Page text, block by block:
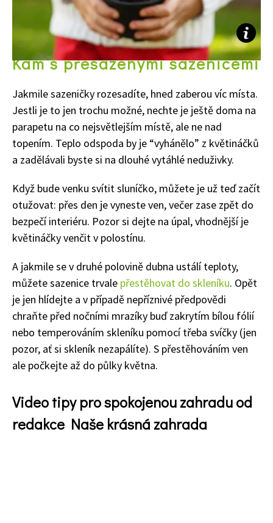
65 Kč
Objednat >
Kam s přesazenými sazenicemi
Jakmile sazeničky rozesadíte, hned zaberou víc místa.
Jestli je to jen trochu možné, nechte je ještě doma na
parapetu na co nejsvětlejším místě, ale ne nad
topením. Teplo odspoda by je “vyhánělo” z květináčků
a zadělávali byste si na dlouhé vytáhlé neduživky.
Když bude venku svítit sluníčko, můžete je už teď začít
otužovat: přes den je vyneste ven, večer zase zpět do
bezpečí interiéru. Pozor si dejte na úpal, vhodnější je
květináčky venčit v polostínu.
A jakmile se v druhé polovině dubna ustálí teploty,
můžete sazenice trvale přestěhovat do skleníku. Opět
je jen hlídejte a v případě nepříznivé předpovědi
chraňte před nočními mrazíky buď zakrytím bílou fólií
nebo temperováním skleníku pomocí třeba svíčky (jen
pozor, ať si skleník nezapálíte). S přestěhováním ven
ale počkejte až do půlky května.
Video tipy pro spokojenou zahradu od
redakce Naše krásná zahrada